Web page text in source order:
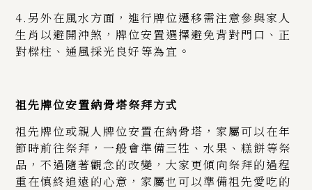
4.另外在風水方面，進行牌位遷移需注意參與家人
生肖以避開沖煞，牌位安置選擇避免背對門口、正
對樑柱、通風採光良好等為宜。
祖先牌位安置納骨塔祭拜方式
祖先牌位或親人牌位安置在納骨塔，家屬可以在年
節時前往祭拜，一般會準備三牲、水果、糕餅等祭
品，不過隨著觀念的改變，大家更傾向祭拜的過程
重在慎終追遠的心意，家屬也可以準備祖先愛吃的